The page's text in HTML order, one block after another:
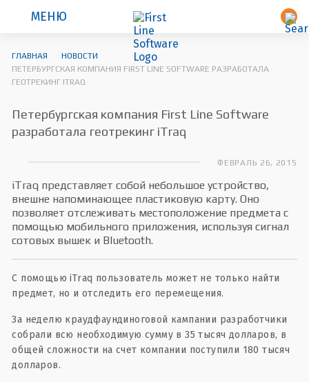
МЕНЮ
ГЛАВНАЯ
НОВОСТИ
ПЕТЕРБУРГСКАЯ КОМПАНИЯ FIRST LINE SOFTWARE РАЗРАБОТАЛА
ГЕОТРЕКИНГ ITRAQ
Петербургская компания First Line Software
разработала геотрекинг iTraq
ФЕВРАЛЬ 26, 2015
iTraq представляет собой небольшое устройство,
внешне напоминающее пластиковую карту. Оно
позволяет отслеживать местоположение предмета с
помощью мобильного приложения, используя сигнал
сотовых вышек и Bluetooth.
С помощью iTraq пользователь может не только найти
предмет, но и отследить его перемещения.
За неделю краудфаундиноговой кампании разработчики
собрали всю необходимую сумму в 35 тысяч долларов, в
общей сложности на счет компании поступили 180 тысяч
долларов.